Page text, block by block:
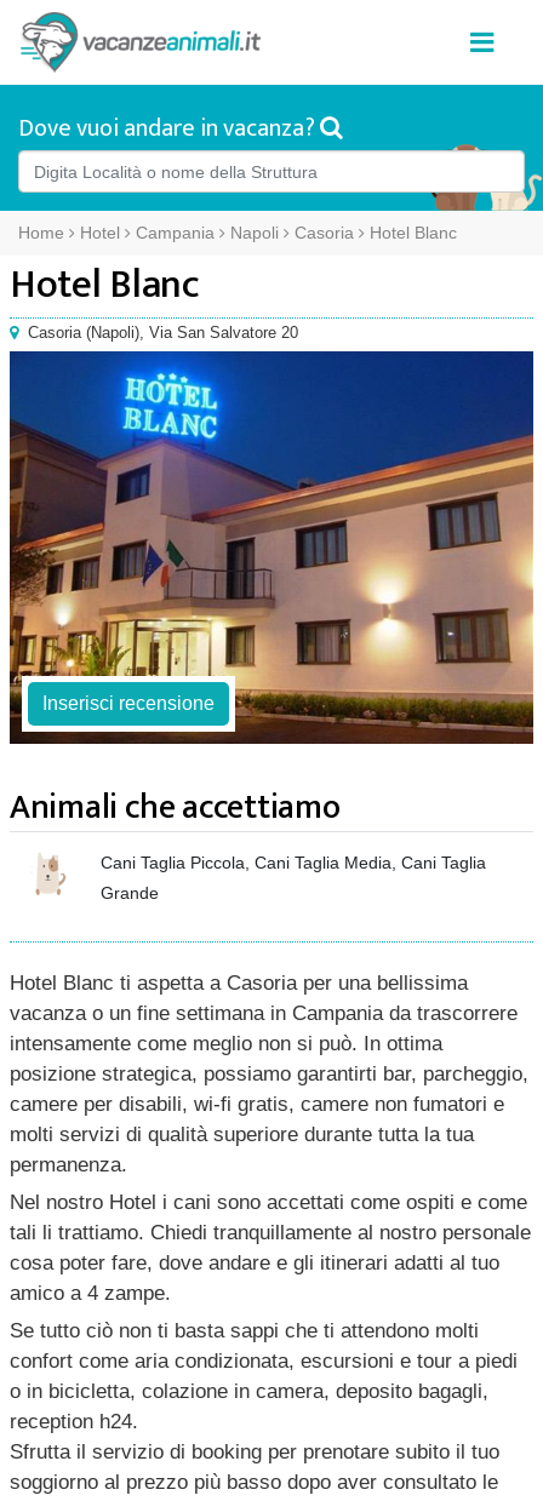
Dove vuoi andare in vacanza?
Home Hotel Campania Napoli Casoria Hotel Blanc
Hotel Blanc
Casoria(Napoli), Via San Salvatore 20
Inserisci recensione
Animali che accettiamo
Cani Taglia Piccola, Cani Taglia Media, Cani Taglia
Grande
Hotel Blanc ti aspetta a Casoria per una bellissima
vacanza o un fine settimana in Campania da trascorrere
intensamente come meglio non si può. In ottima
posizione strategica, possiamo garantirti bar, parcheggio,
camere per disabili, wi-fi gratis, camere non fumatori e
molti servizi di qualità superiore durante tutta la tua
permanenza.
Nel nostro Hotel i cani sono accettati come ospiti e come
tali li trattiamo. Chiedi tranquillamente al nostro personale
cosa poter fare, dove andare e gli itinerari adatti al tuo
amico a 4 zampe.
Se tutto ciò non ti basta sappi che ti attendono molti
confort come aria condizionata, escursioni e tour a piedi
o in bicicletta, colazione in camera, deposito bagagli,
reception h24.
Sfrutta il servizio di booking per prenotare subito il tuo
soggiorno al prezzo più basso dopo aver consultato le